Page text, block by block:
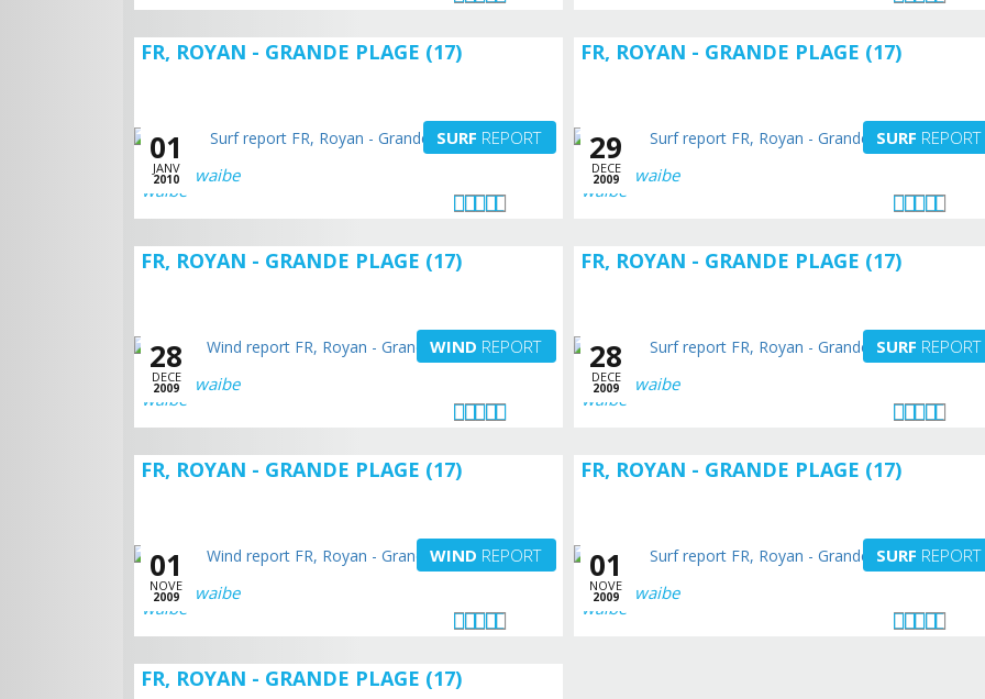
FR, ROYAN - GRANDE PLAGE (17)
01
JANV
2010
SURF REPORT
waibe
FR, ROYAN - GRANDE PLAGE (17)
29
DECE
2009
SURF REPORT
waibe
FR, ROYAN - GRANDE PLAGE (17)
28
DECE
2009
WIND REPORT
waibe
FR, ROYAN - GRANDE PLAGE (17)
28
DECE
2009
SURF REPORT
waibe
FR, ROYAN - GRANDE PLAGE (17)
01
NOVE
2009
WIND REPORT
waibe
FR, ROYAN - GRANDE PLAGE (17)
01
NOVE
2009
SURF REPORT
waibe
FR, ROYAN - GRANDE PLAGE (17)